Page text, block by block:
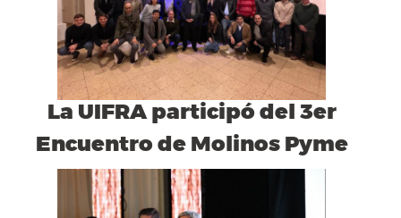
La UIFRA participó del 3er
Encuentro de Molinos Pyme